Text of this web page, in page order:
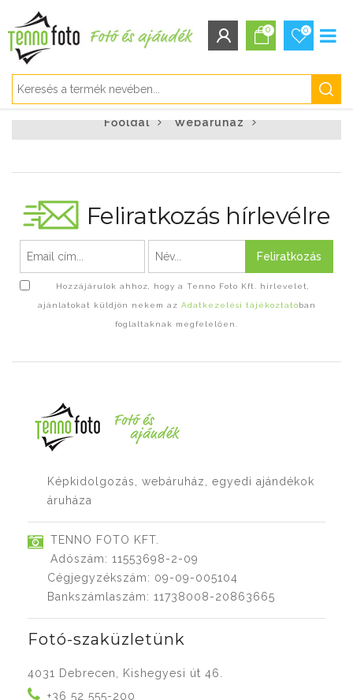
0 0
Főoldal Webáruház
Feliratkozás hírlevélre
Feliratkozás
Hozzájárulok ahhoz, hogy a Tenno Foto Kft. hírlevelet,
ajánlatokat küldjön nekem az Adatkezelési tájékoztatóban
foglaltaknak megfelelően.
Képkidolgozás, webáruház, egyedi ajándékok
áruháza
TENNO FOTO KFT.
Adószám: 11553698-2-09
Cégjegyzékszám: 09-09-005104
Bankszámlaszám: 11738008-20863665
Fotó-szaküzletünk
4031 Debrecen, Kishegyesi út 46.
+36 52 555-200